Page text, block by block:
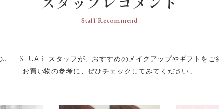
Staff Recommend
JILL STUARTスタッフが、おすすめのメイクアップやギフトをご